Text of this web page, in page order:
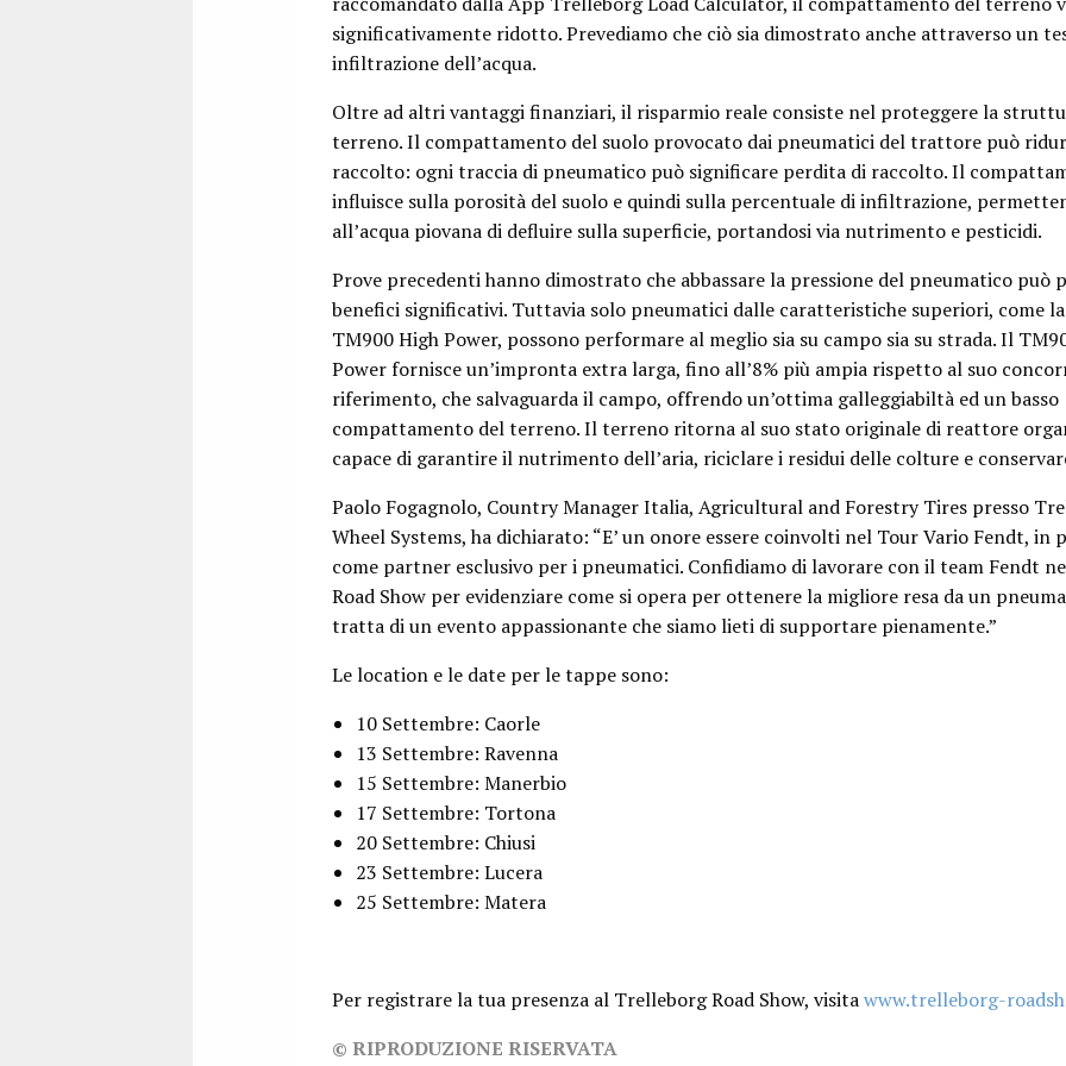
significativamente ridotto. Prevediamo che ciò sia dimostrato anche attraverso un
infiltrazione dell’acqua.
Oltre ad altri vantaggi finanziari, il risparmio reale consiste nel proteggere la
terreno. Il compattamento del suolo provocato dai pneumatici del trattore può
raccolto: ogni traccia di pneumatico può significare perdita di raccolto. Il
influisce sulla porosità del suolo e quindi sulla percentuale di infiltrazione,
all’acqua piovana di defluire sulla superficie, portandosi via nutrimento e pesticidi.
Prove precedenti hanno dimostrato che abbassare la pressione del pneumatico può
benefici significativi. Tuttavia solo pneumatici dalle caratteristiche superiori, come
TM900 High Power, possono performare al meglio sia su campo sia su strada. Il
Power fornisce un’impronta extra larga, fino all’8% più ampia rispetto al suo
riferimento, che salvaguarda il campo, offrendo un’ottima galleggiabiltà ed un basso
compattamento del terreno. Il terreno ritorna al suo stato originale di reattore
capace di garantire il nutrimento dell’aria, riciclare i residui delle colture e
Paolo Fogagnolo, Country Manager Italia, Agricultural and Forestry Tires presso
Wheel Systems, ha dichiarato: “E’ un onore essere coinvolti nel Tour Vario Fendt, in
come partner esclusivo per i pneumatici. Confidiamo di lavorare con il team Fendt
Road Show per evidenziare come si opera per ottenere la migliore resa da un
tratta di un evento appassionante che siamo lieti di supportare pienamente.”
Le location e le date per le tappe sono:
10 Settembre: Caorle
13 Settembre: Ravenna
15 Settembre: Manerbio
17 Settembre: Tortona
20 Settembre: Chiusi
23 Settembre: Lucera
25 Settembre: Matera
Per registrare la tua presenza al Trelleborg Road Show, visitawww.trelleborg-
© RIPRODUZIONE RISERVATA